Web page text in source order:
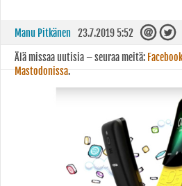
Manu Pitkänen 23.7.2019 5:52
Älä missaa uutisia – seuraa meitä:
Mastodonissa.